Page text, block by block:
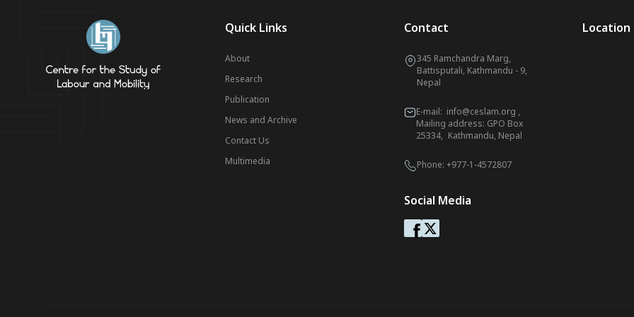
Quick Links
About
Research
Publication
News and Archive
Contact Us
Multimedia
Contact
345 Ramchandra Marg,
Battisputali, Kathmandu - 9,
Nepal
E-mail: info@ceslam.org ,
Mailing address: GPO Box
25334, Kathmandu, Nepal
Phone: +977-1-4572807
Social Media
Location